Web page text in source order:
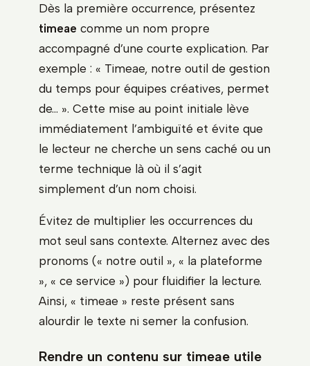
Dès la première occurrence, présentez
timeae comme un nom propre
accompagné d’une courte explication. Par
exemple : « Timeae, notre outil de gestion
du temps pour équipes créatives, permet
de… ». Cette mise au point initiale lève
immédiatement l’ambiguïté et évite que
le lecteur ne cherche un sens caché ou un
terme technique là où il s’agit
simplement d’un nom choisi.
Évitez de multiplier les occurrences du
mot seul sans contexte. Alternez avec des
pronoms (« notre outil », « la plateforme
», « ce service ») pour fluidifier la lecture.
Ainsi, « timeae » reste présent sans
alourdir le texte ni semer la confusion.
Rendre un contenu sur timeae utile